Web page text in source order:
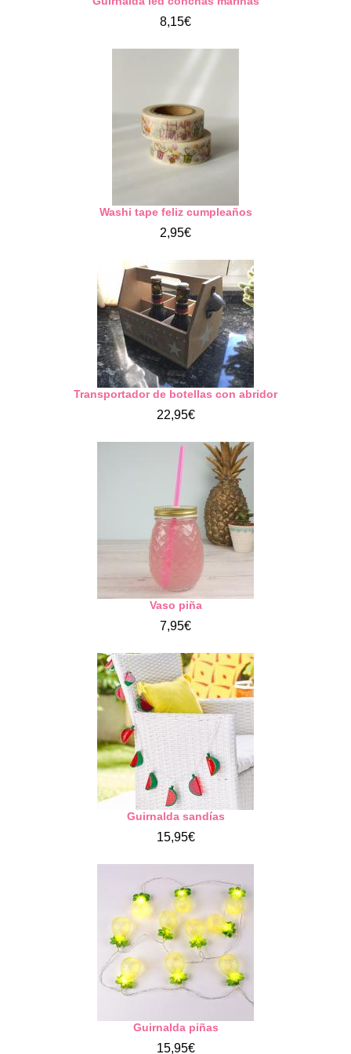
8,15€
Washi tape feliz cumpleaños
2,95€
Transportador de botellas con abridor
22,95€
Vaso piña
7,95€
Guirnalda sandías
15,95€
Guirnalda piñas
15,95€